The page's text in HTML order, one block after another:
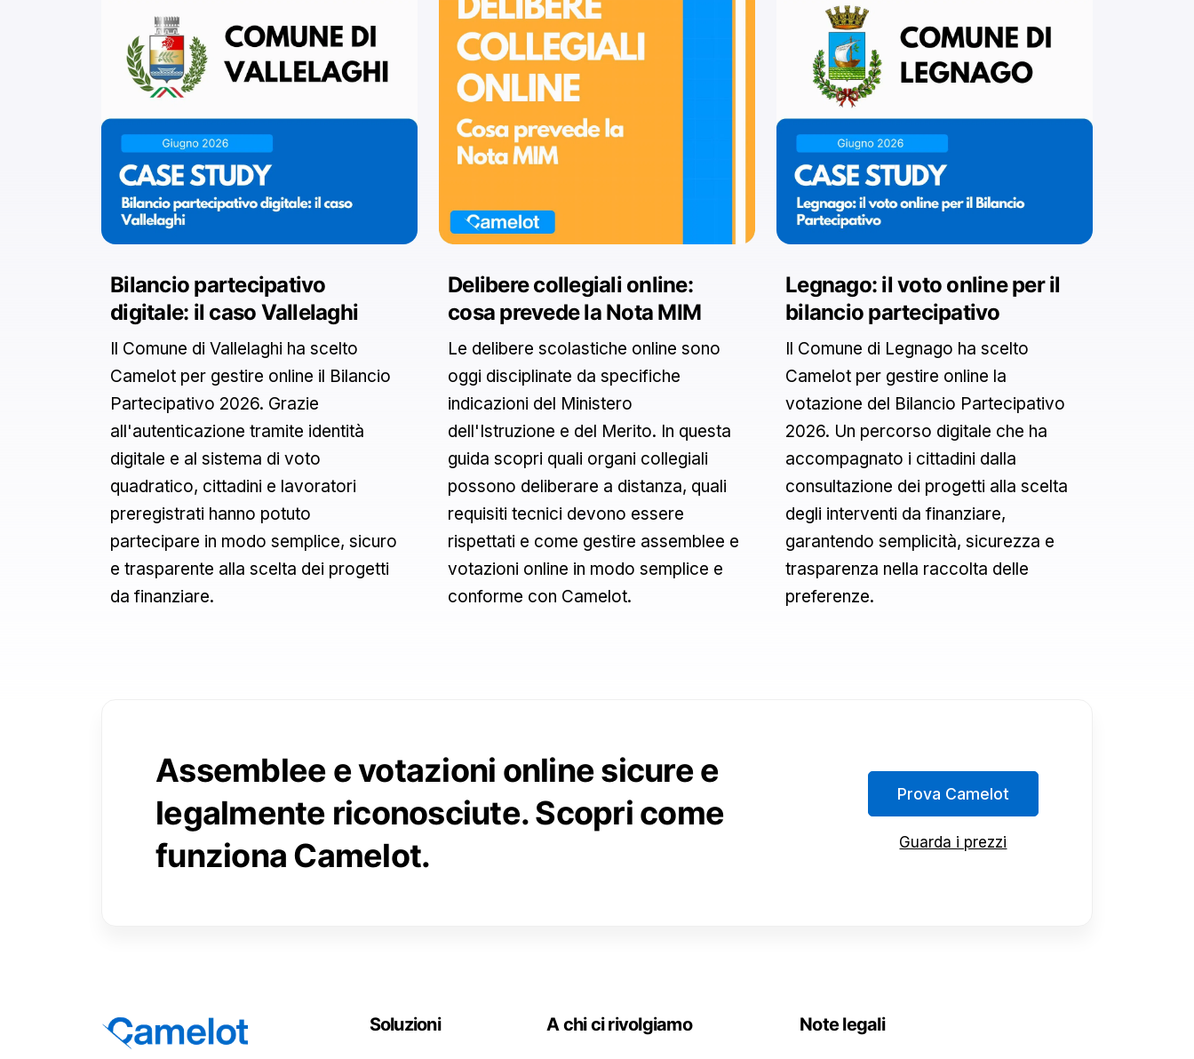
Bilancio partecipativo
digitale: il caso Vallelaghi
Il Comune di Vallelaghi ha scelto
Camelot per gestire online il Bilancio
Partecipativo 2026. Grazie
all'autenticazione tramite identità
digitale e al sistema di voto
quadratico, cittadini e lavoratori
preregistrati hanno potuto
partecipare in modo semplice, sicuro
e trasparente alla scelta dei progetti
da finanziare.
Delibere collegiali online:
cosa prevede la Nota MIM
Le delibere scolastiche online sono
oggi disciplinate da specifiche
indicazioni del Ministero
dell'Istruzione e del Merito. In questa
guida scopri quali organi collegiali
possono deliberare a distanza, quali
requisiti tecnici devono essere
rispettati e come gestire assemblee e
votazioni online in modo semplice e
conforme con Camelot.
Legnago: il voto online per il
bilancio partecipativo
Il Comune di Legnago ha scelto
Camelot per gestire online la
votazione del Bilancio Partecipativo
2026. Un percorso digitale che ha
accompagnato i cittadini dalla
consultazione dei progetti alla scelta
degli interventi da finanziare,
garantendo semplicità, sicurezza e
trasparenza nella raccolta delle
preferenze.
Assemblee e votazioni online sicure e
legalmente riconosciute. Scopri come
funziona Camelot.
Prova Camelot
Guarda i prezzi
Soluzioni A chi ci rivolgiamo Note legali